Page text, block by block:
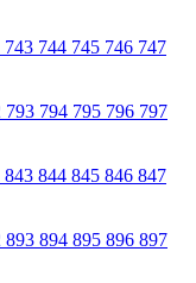
743 744 745 746 747
793 794 795 796 797
843 844 845 846 847
893 894 895 896 897